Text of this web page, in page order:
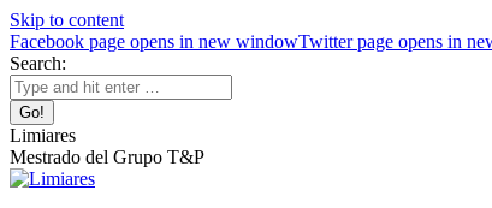
Skip to content
Facebook page opens in new windowTwitter page opens in
Search:
Limiares
Mestrado del Grupo T&P